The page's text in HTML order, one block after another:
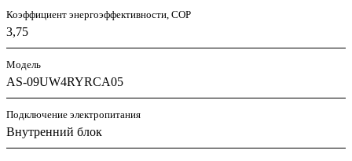
Коэффициент энергоэффективности, COP
3,75
Модель
AS-09UW4RYRCA05
Подключение электропитания
Внутренний блок